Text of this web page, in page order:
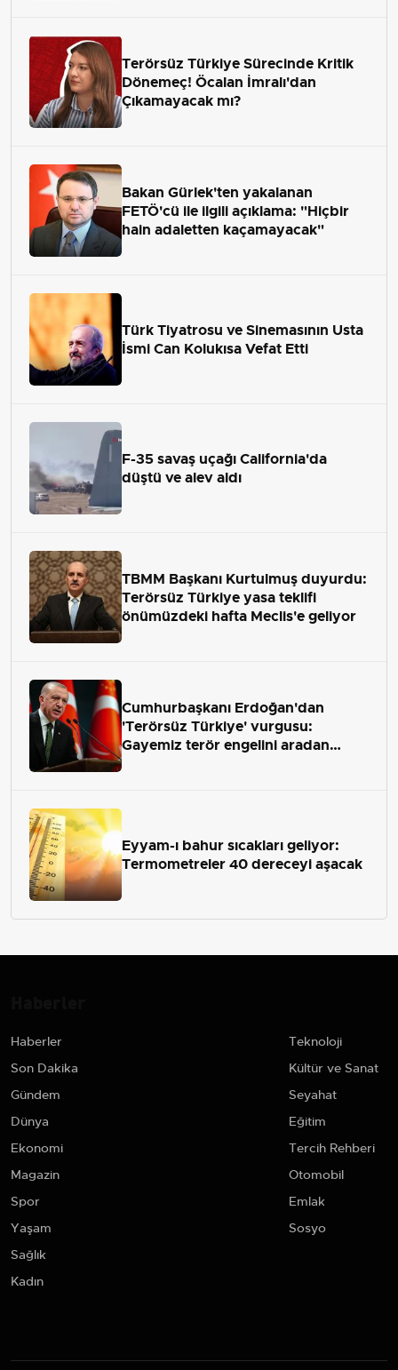
Terörsüz Türkiye Sürecinde Kritik
Dönemeç! Öcalan İmralı'dan
Çıkamayacak mı?
Bakan Gürlek'ten yakalanan
FETÖ'cü ile ilgili açıklama: "Hiçbir
hain adaletten kaçamayacak"
Türk Tiyatrosu ve Sinemasının Usta
İsmi Can Kolukısa Vefat Etti
F-35 savaş uçağı California'da
düştü ve alev aldı
TBMM Başkanı Kurtulmuş duyurdu:
Terörsüz Türkiye yasa teklifi
önümüzdeki hafta Meclis'e geliyor
Cumhurbaşkanı Erdoğan'dan
'Terörsüz Türkiye' vurgusu:
Gayemiz terör engelini aradan
Eyyam-ı bahur sıcakları geliyor:
Termometreler 40 dereceyi aşacak
Haberler
Son Dakika
Gündem
Dünya
Ekonomi
Magazin
Spor
Yaşam
Sağlık
Kadın
Teknoloji
Kültür ve Sanat
Seyahat
Eğitim
Tercih Rehberi
Otomobil
Emlak
Sosyo